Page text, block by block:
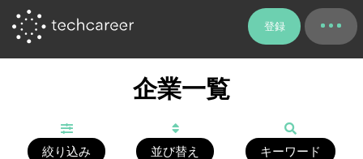
登録
企業一覧
絞り込み 並び替え キーワード